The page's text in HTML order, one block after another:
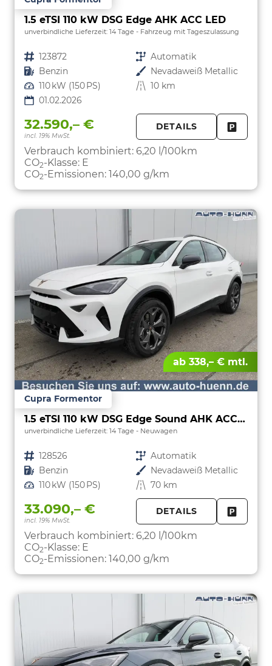
1.5 eTSI 110 kW DSG Edge AHK ACC LED
unverbindliche Lieferzeit: 14 Tage Fahrzeug mit Tageszulassung
Fahrzeugnr. 123872 Getriebe Automatik
Kraftstoff Benzin Außenfarbe Nevadaweiß Metallic
Leistung 110 kW (150 PS) Kilometerstand 10 km
01.02.2026
32.590,– €
incl. 19% MwSt.
DETAILS
Verbrauch kombiniert: 6,20 l/100km
CO2-Klasse: E
CO2-Emissionen: 140,00 g/km
ab 338,– € mtl.
Cupra Formentor
1.5 eTSI 110 kW DSG Edge Sound AHK ACC LED
unverbindliche Lieferzeit: 14 Tage Neuwagen
Fahrzeugnr. 128526 Getriebe Automatik
Kraftstoff Benzin Außenfarbe Nevadaweiß Metallic
Leistung 110 kW (150 PS) Kilometerstand 70 km
33.090,– €
incl. 19% MwSt.
DETAILS
Verbrauch kombiniert: 6,20 l/100km
CO2-Klasse: E
CO2-Emissionen: 140,00 g/km